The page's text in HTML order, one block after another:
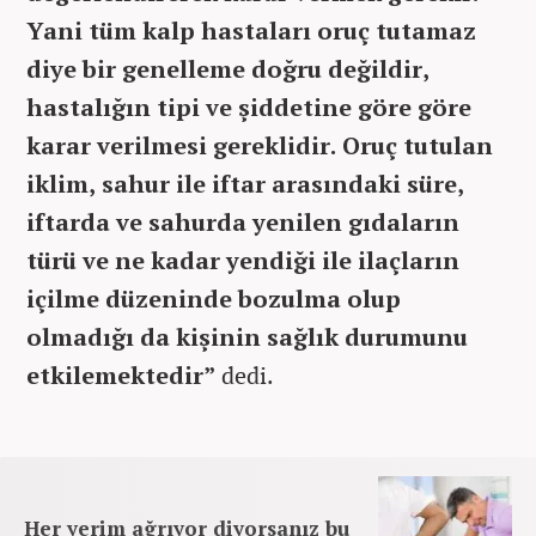
Yani tüm kalp hastaları oruç tutamaz
diye bir genelleme doğru değildir,
hastalığın tipi ve şiddetine göre göre
karar verilmesi gereklidir. Oruç tutulan
iklim, sahur ile iftar arasındaki süre,
iftarda ve sahurda yenilen gıdaların
türü ve ne kadar yendiği ile ilaçların
içilme düzeninde bozulma olup
olmadığı da kişinin sağlık durumunu
etkilemektedir” dedi.
Her yerim ağrıyor diyorsanız bu